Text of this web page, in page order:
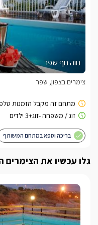
נווה נוף שפר
צימרים בצפון, שפר
בריכה וספא במתחם המשותף
גלו עכשיו את הצימרים